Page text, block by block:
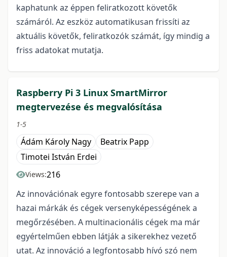
kaphatunk az éppen feliratkozott követők
számáról. Az eszköz automatikusan frissíti az
aktuális követők, feliratkozók számát, így mindig a
friss adatokat mutatja.
Raspberry Pi 3 Linux SmartMirror
megtervezése és megvalósítása
1-5
Ádám Károly Nagy
Beatrix Papp
Timotei István Erdei
Views:216
Az innovációnak egyre fontosabb szerepe van a
hazai márkák és cégek versenyképességének a
megőrzésében. A multinacionális cégek ma már
egyértelműen ebben látják a sikerekhez vezető
utat. Az innováció a legfontosabb hívó szó nem